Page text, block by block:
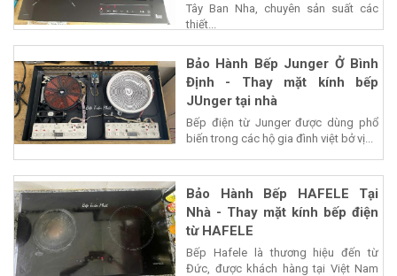
Tây Ban Nha, chuyên sản suất các
thiết...
Bảo Hành Bếp Junger Ở Bình
Định - Thay mặt kính bếp
JUnger tại nhà
Bếp điện từ Junger được dùng phổ
biến trong các hộ gia đình việt bở vị...
Bảo Hành Bếp HAFELE Tại
Nhà - Thay mặt kính bếp điện
từ HAFELE
Bếp Hafele là thương hiệu đến từ
Đức, được khách hàng tại Việt Nam